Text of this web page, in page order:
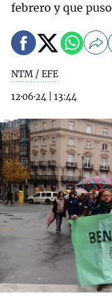
febrero y que
NTM / EFE
12·06·24
13:44